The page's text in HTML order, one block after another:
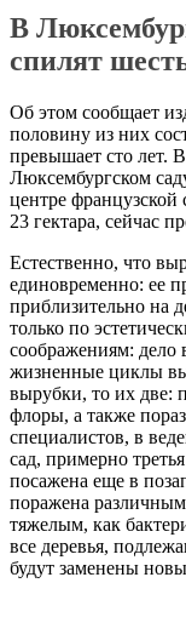
В
спилят
Об этом сообщает
половину из них
превышает сто лет.
Люксембургском
центре
23 гектара, сейчас
Естественно, что
единовременно: ее
приблизительно на
только по
соображениям: дело
жизненные циклы
вырубки, то их две:
флоры, а также
специалистов, в
сад, примерно
посажена еще в
поражена
тяжелым, как
все деревья,
будут заменены